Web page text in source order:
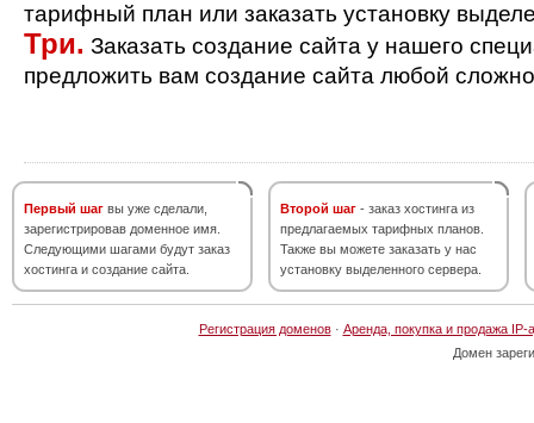
тарифный план или заказать установку
Три. Заказать создание сайта у нашего
предложить вам создание сайта любой
Первый шаг вы уже сделали,
зарегистрировав доменное имя.
Следующими шагами будут заказ
хостинга и создание сайта.
Второй шаг - заказ хостинга из
предлагаемых тарифных планов.
Также вы можете заказать у нас
установку выделенного сервера.
Регистрация доменов· Аренда, покупка и продажа IP-
Домен